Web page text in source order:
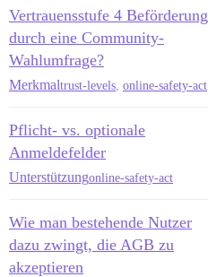
Vertrauensstufe 4 Beförderung
durch eine Community-
Wahlumfrage?
Merkmaltrust-levels online-safety-act
Pflicht- vs. optionale
Anmeldefelder
Unterstützungonline-safety-act
Wie man bestehende Nutzer
dazu zwingt, die AGB zu
akzeptieren